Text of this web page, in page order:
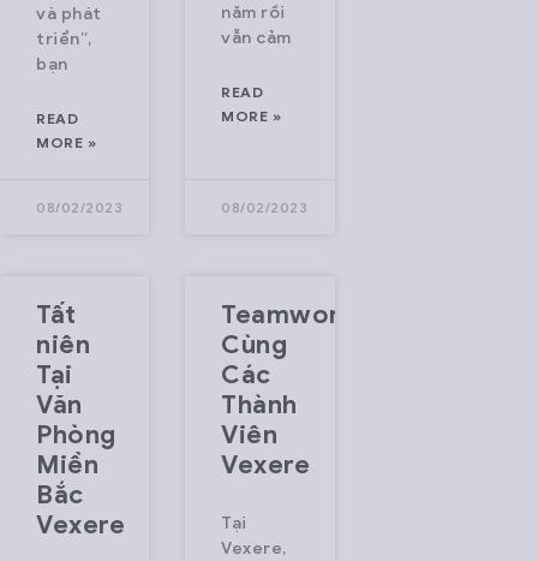
và phát
triển”,
bạn
READ
MORE »
08/02/2023
năm rồi
vẫn cảm
READ
MORE »
08/02/2023
Tất
niên
Tại
Văn
Phòng
Miền
Bắc
Vexere
Teamwork
Cùng
Các
Thành
Viên
Vexere
Tại
Vexere,